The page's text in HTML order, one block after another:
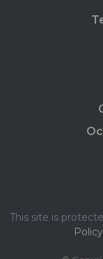
This site is
Policy